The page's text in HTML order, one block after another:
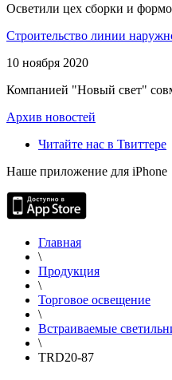
Осветили цех сборки и
Строительство линии
10 ноября 2020
Компанией "Новый свет"
Архив новостей
Читайте нас в Твиттере
Наше приложение для iPhone
Главная
\
Продукция
\
Торговое освещение
\
Встраиваемые
\
TRD20-87